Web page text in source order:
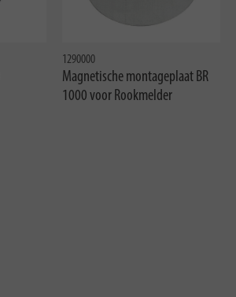
1290000
Magnetische montageplaat BR
1000 voor Rookmelder